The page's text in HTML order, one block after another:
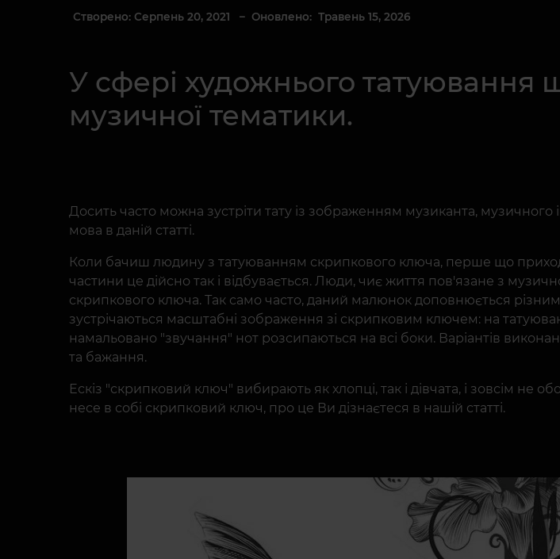
Створено: Серпень 20, 2021 – Оновлено: Травень 15, 2026
У сфері художнього татуювання
музичної тематики.
Досить часто можна зустріти тату із зображенням музиканта, музичного
мова в даній статті.
Коли бачиш людину з татуюванням скрипкового ключа, перше що
частини це дійсно так і відбувається. Люди, чиє життя пов'язане з
скрипкового ключа. Так само часто, даний малюнок доповнюється
зустрічаються масштабні зображення зі скрипковим ключем: на
намальовано "звучання" нот розсипаються на всі боки. Варіантів
та бажання.
Ескіз "скрипковий ключ" вибирають як хлопці, так і дівчата, і зовсім
несе в собі скрипковий ключ, про це Ви дізнаєтеся в нашій статті.